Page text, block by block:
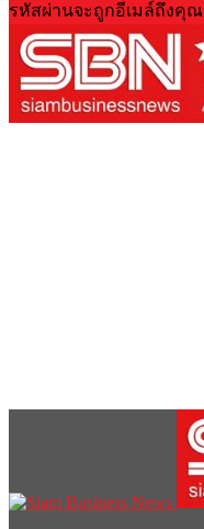
รหัสผ่านจะถูกอีเมล์ถึงคุณ